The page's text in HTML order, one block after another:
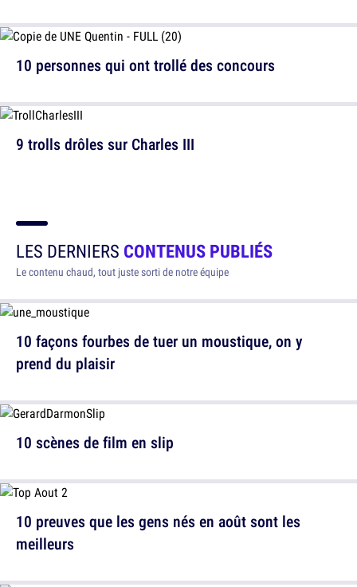
9 trolls drôles sur Charles III
10 personnes qui ont trollé des concours
LES DERNIERS CONTENUS PUBLIÉS
Le contenu chaud, tout juste sorti de notre équipe
10 façons fourbes de tuer un moustique, on y
prend du plaisir
10 preuves que les gens nés en août sont les
meilleurs
10 scènes de film en slip